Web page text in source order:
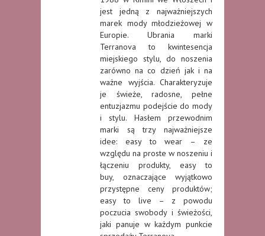
jest jedną z najważniejszych
marek mody młodzieżowej w
Europie. Ubrania marki
Terranova to kwintesencja
miejskiego stylu, do noszenia
zarówno na co dzień jak i na
ważne wyjścia. Charakteryzuje
je świeże, radosne, pełne
entuzjazmu podejście do mody
i stylu. Hasłem przewodnim
marki są trzy najważniejsze
idee: easy to wear – ze
względu na proste w noszeniu i
łączeniu produkty, easy to
buy, oznaczające wyjątkowo
przystępne ceny produktów;
easy to live – z powodu
poczucia swobody i świeżości,
jaki panuje w każdym punkcie